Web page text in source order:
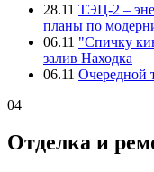
28.11 ТЭЦ-2 –
планы по
06.11 "Спичку
залив Находка
06.11 Очередной
04
Отделка и